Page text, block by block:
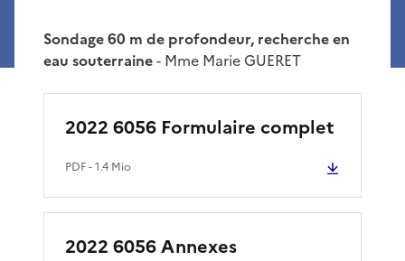
Sondage 60 m de profondeur, recherche en
eau souterraine- Mme Marie GUERET
2022 6056 Formulaire complet
PDF- 1.4 Mio
2022 6056 Annexes